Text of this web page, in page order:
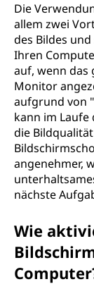
Die
allem zwei
des Bildes
Ihren
auf, wenn das
Monitor
aufgrund von
kann im
die
angenehmer,
nächste
Wie